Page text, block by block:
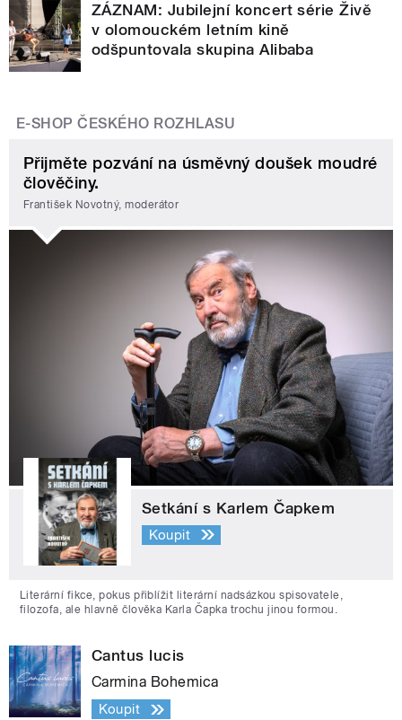
ZÁZNAM: Jubilejní koncert série Živě
v olomouckém letním kině
odšpuntovala skupina Alibaba
E-SHOP ČESKÉHO ROZHLASU
Přijměte pozvání na úsměvný doušek moudré
člověčiny.
František Novotný, moderátor
Setkání s Karlem Čapkem
Koupit
Literární fikce, pokus přiblížit literární nadsázkou spisovatele,
filozofa, ale hlavně člověka Karla Čapka trochu jinou formou.
Cantus lucis
Carmina Bohemica
Koupit